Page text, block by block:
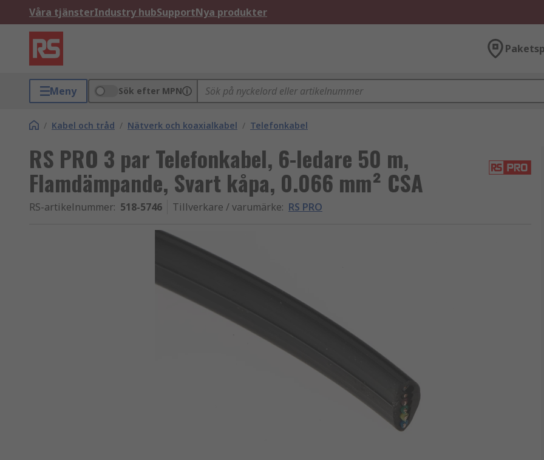
Våra tjänsterIndustry hubSupportNya produkter
Meny Sök efter MPN
/ Kabel och tråd / Nätverk och koaxialkabel / Telefonkabel
RS PRO 3 par Telefonkabel, 6-ledare 50 m,
Flamdämpande, Svart kåpa, 0.066 mm² CSA
RS-artikelnummer: 518-5746 Tillverkare / varumärke: RS PRO